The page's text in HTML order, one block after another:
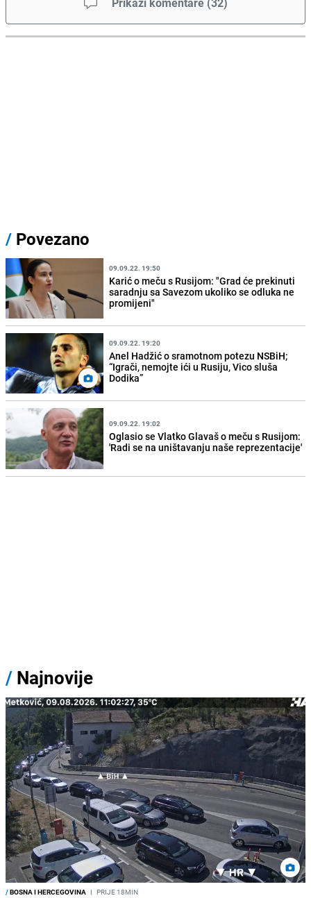
/ Povezano
09.09.22. 19:50
Karić o meču s Rusijom: "Grad će prekinuti
saradnju sa Savezom ukoliko se odluka ne
promijeni"
09.09.22. 19:20
Anel Hadžić o sramotnom potezu NSBiH;
“Igrači, nemojte ići u Rusiju, Vico sluša
Dodika”
09.09.22. 19:02
Oglasio se Vlatko Glavaš o meču s Rusijom:
'Radi se na uništavanju naše reprezentacije'
/ Najnovije
/BOSNA I HERCEGOVINA I PRIJE 18MIN